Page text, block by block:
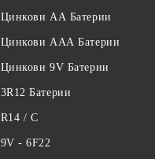
Цинкови АА Батерии
Цинкови ААА Батерии
Цинкови 9V Батерии
3R12 Батерии
R14 / C
9V - 6F22